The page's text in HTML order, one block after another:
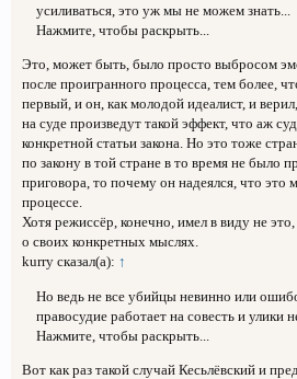
усиливаться, это уж мы не можем знать...
Нажмите, чтобы раскрыть...
Это, может быть, было просто выбросом
после проигранного процесса, тем более,
первый, и он, как молодой идеалист, и
на суде произведут такой эффект, что аж
конкретной статьи закона. Но это тоже
по закону в той стране в то время не было
приговора, то почему он надеялся, что это
процессе.
Хотя режиссёр, конечно, имел в виду не
о своих конкретных мыслях.
kurry сказал(а): ↑
Но ведь не все убийцы невинно или
правосудие работает на совесть и улики
Нажмите, чтобы раскрыть...
Вот как раз такой случай Кесьлёвский и